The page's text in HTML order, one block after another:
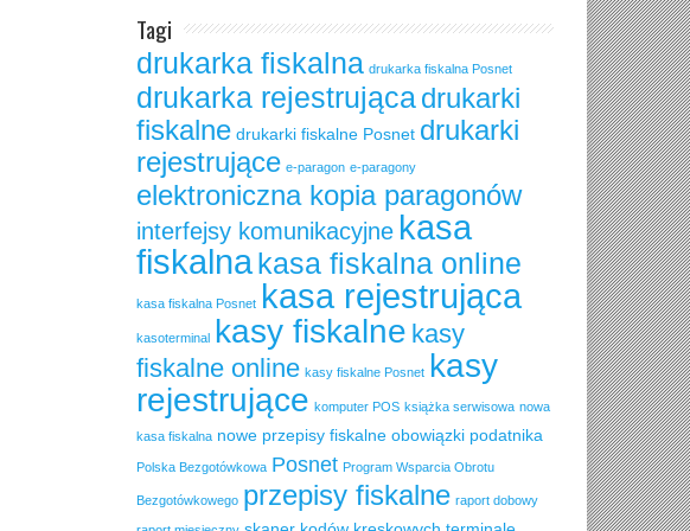
Tagi
drukarka fiskalna drukarka fiskalna Posnet
drukarka rejestrującadrukarki
fiskalne drukarki fiskalne Posnet drukarki
rejestrujące e-paragon e-paragony
elektroniczna kopia paragonów
interfejsy komunikacyjne kasa
fiskalnakasa fiskalna online
kasa fiskalna Posnet kasa rejestrująca
kasoterminal kasy fiskalne kasy
fiskalne online kasy fiskalne Posnet
kasy
rejestrujące komputer POS książka serwisowa nowa
kasa fiskalna nowe przepisy fiskalne obowiązki podatnika
Polska Bezgotówkowa Posnet Program Wsparcia Obrotu
Bezgotówkowego przepisy fiskalne raport dobowy